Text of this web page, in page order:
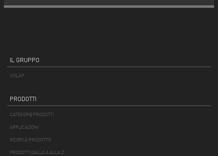
IL GRUPPO
VOILÀP
PRODOTTI
CATEGORIE PRODOTTI
APPLICAZIONI
RICERCA PRODOTTO
PRODOTTI DALLA A ALLA Z